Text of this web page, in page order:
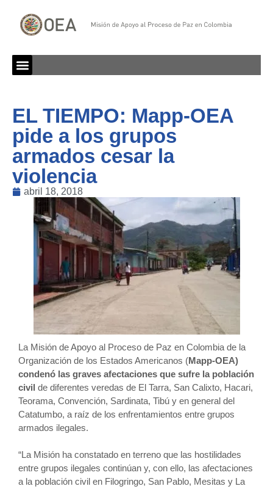
EL TIEMPO: Mapp-OEA
pide a los grupos
armados cesar la
violencia
abril 18, 2018
La Misión de Apoyo al Proceso de Paz en Colombia de la
Organización de los Estados Americanos (Mapp-OEA)
condenó las graves afectaciones que sufre la población
civil de diferentes veredas de El Tarra, San Calixto, Hacari,
Teorama, Convención, Sardinata, Tibú y en general del
Catatumbo, a raíz de los enfrentamientos entre grupos
armados ilegales.
“La Misión ha constatado en terreno que las hostilidades
entre grupos ilegales continúan y, con ello, las afectaciones
a la población civil en Filogringo, San Pablo, Mesitas y La